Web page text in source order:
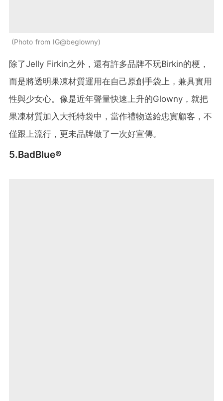
Photo from IG@beglowny
除了Jelly Firkin之外，還有許多品牌不玩Birkin的梗，
而是將透明果凍材質運用在自己原創手袋上，兼具實用
性與少女心。像是近年聲量快速上升的Glowny，就把
果凍材質加入大托特袋中，當作禮物送給忠實顧客，不
僅跟上流行，更未品牌做了一次好宣傳。
5.BadBlue®